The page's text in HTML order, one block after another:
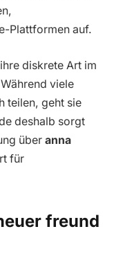
Plattformen auf.
diskrete Art im
viele
teilen, geht sie
deshalb sorgt
über anna
für
freund